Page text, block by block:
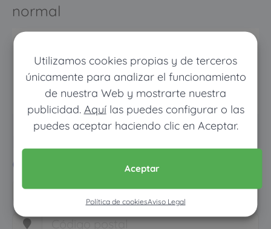
Utilizamos cookies propias y de terceros
únicamente para analizar el funcionamiento
de nuestra Web y mostrarte nuestra
publicidad. Aquílas puedes configurar o las
puedes aceptar haciendo clic en Aceptar.
Aceptar
Política de cookiesAviso Legal
normal
Pon tus datos y descubre
cuánto dinero ahorrarías